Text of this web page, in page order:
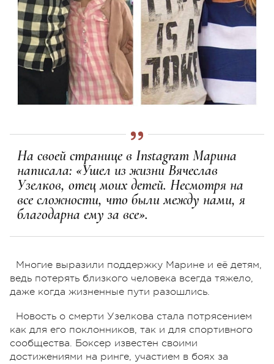
На своей странице в Instagram Марина
написала: «Ушел из жизни Вячеслав
Узелков, отец моих детей. Несмотря на
все сложности, что были между нами, я
благодарна ему за все».
Многие выразили поддержку Марине и её детям,
ведь потерять близкого человека всегда тяжело,
даже когда жизненные пути разошлись.
Новость о смерти Узелкова стала потрясением
как для его поклонников, так и для спортивного
сообщества. Боксер известен своими
достижениями на ринге, участием в боях за